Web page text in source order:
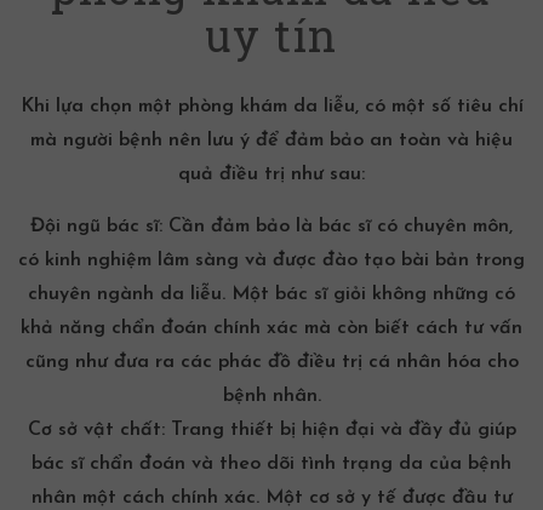
uy tín
Khi lựa chọn một phòng khám da liễu, có một số tiêu chí
mà người bệnh nên lưu ý để đảm bảo an toàn và hiệu
quả điều trị như sau:
Đội ngũ bác sĩ: Cần đảm bảo là bác sĩ có chuyên môn,
có kinh nghiệm lâm sàng và được đào tạo bài bản trong
chuyên ngành da liễu. Một bác sĩ giỏi không những có
khả năng chẩn đoán chính xác mà còn biết cách tư vấn
cũng như đưa ra các phác đồ điều trị cá nhân hóa cho
bệnh nhân.
Cơ sở vật chất:Trang thiết bị hiện đại và đầy đủ giúp
bác sĩ chẩn đoán và theo dõi tình trạng da của bệnh
nhân một cách chính xác. Một cơ sở y tế được đầu tư